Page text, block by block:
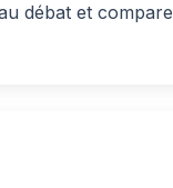
débat et compare